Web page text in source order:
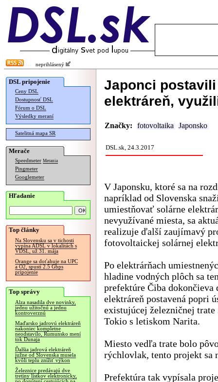
neprihlásený
DSL pripojenie
Ceny DSL
Dostupnosť DSL
Fórum o DSL
Výsledky meraní
Satelitná mapa SR
Merače
Speedmeter Merania
Pingmeter
Googlemeter
Hľadanie
Top články
Na Slovensku sa v tichosti
vypína ADSL v lokalitách s
VDSL, už 31. mája
Orange sa doťahuje na UPC
a O2, spustí 2.5 Gbps
pripojenie
Top správy
Alza nasadila dve novinky,
jednu užitočnú a jednu
kontroverznú
Maďarsko jadrovú elektráreň
nakoniec kompletne
neodstavilo, Rumunsko mení
tok Dunaja
Ďalšia jadrová elektráreň
južne od Slovenska musela
kvôli teplu znížiť výkon
Železnice predávajú dve
tretiny lístkov elektronicky,
Japonci
elektráreň,
Značky: fotovoltaika Japonsko
DSL.sk, 24.3.2017
V Japonsku, ktoré sa na
napríklad od Slovenska
umiestňovať solárne
nevyužívané miesta, sa
realizuje ďalší zaujímavý
fotovoltaickej solárnej
Po elektrárňach
hladine vodných plôch sa
prefektúre Čiba dokončieva
elektráreň postavená popri
existujúcej železničnej trate
Tokio s letiskom Narita.
Miesto vedľa trate bolo
rýchlovlak, tento projekt sa
Prefektúra tak vypísala